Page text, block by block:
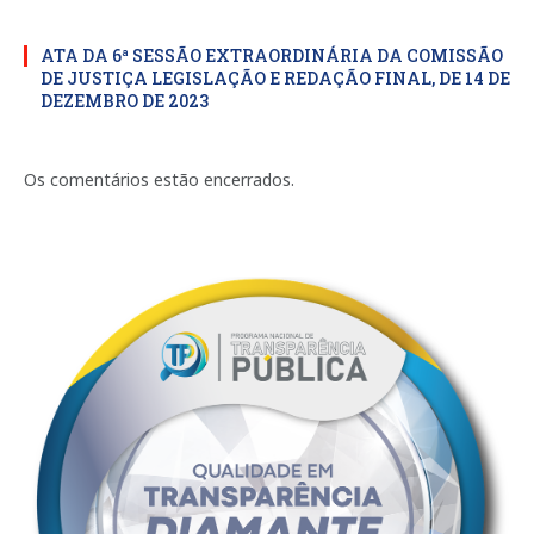
ATA DA 6ª SESSÃO EXTRAORDINÁRIA DA COMISSÃO
DE JUSTIÇA LEGISLAÇÃO E REDAÇÃO FINAL, DE 14 DE
DEZEMBRO DE 2023
Os comentários estão encerrados.